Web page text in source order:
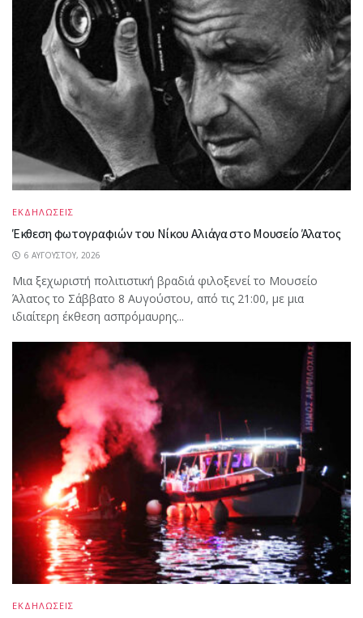
ΕΚΔΗΛΩΣΕΙΣ
Έκθεση φωτογραφιών του Νίκου Αλιάγα στο Μουσείο Άλατος
6 ΑΥΓΟΎΣΤΟΥ, 2026
Μια ξεχωριστή πολιτιστική βραδιά φιλοξενεί το Μουσείο
Άλατος το Σάββατο 8 Αυγούστου, από τις 21:00, με μια
ιδιαίτερη έκθεση ασπρόμαυρης...
ΕΚΔΗΛΩΣΕΙΣ